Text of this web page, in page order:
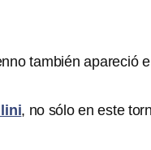
también apareció
, no sólo en este